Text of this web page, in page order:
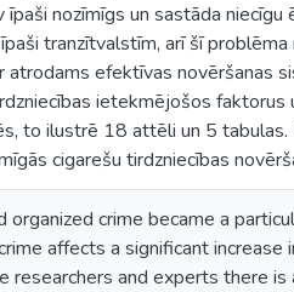
nozīmīgs un sastāda
tranzītvalstīm, arī šī
atrodams efektīvas novēršanas
ietekmējošos
to ilustrē 18 attēli un 5
cigarešu tirdzniecības
organized crime became a
affects a significant
researchers and experts there